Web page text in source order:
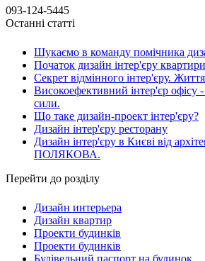
093-124-5445
Останні статті
Шукаємо в команду помічника
Початок дизайн інтер'єру
Секрет відмінного інтер'єру.
Високоефективний інтер'єр офісу
сили.
Що таке дизайн-проект інтер'єру?
Дизайн інтер'єру ресторану
Дизайн інтер'єру в Києві від
ПОЛЯКОВА.
Перейти до розділу
Дизайн интерьера
Дизайн квартир
Проекти будинків
Проекти будинків